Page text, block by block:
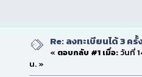
Re: ลงทะเบียนได้ 3 ค
« ตอบกลับ #1 เมื่อ:วันที่
น. »